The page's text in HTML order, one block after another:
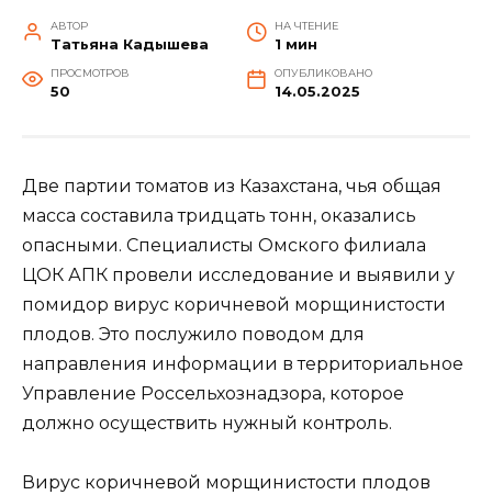
АВТОР
Татьяна Кадышева
НА ЧТЕНИЕ
1 мин
ПРОСМОТРОВ
50
ОПУБЛИКОВАНО
14.05.2025
Две партии томатов из Казахстана, чья общая
масса составила тридцать тонн, оказались
опасными. Специалисты Омского филиала
ЦОК АПК провели исследование и выявили у
помидор вирус коричневой морщинистости
плодов. Это послужило поводом для
направления информации в территориальное
Управление Россельхознадзора, которое
должно осуществить нужный контроль.
Вирус коричневой морщинистости плодов